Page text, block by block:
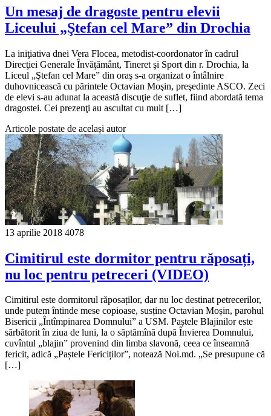
Un mesaj de dragoste pentru elevii
Liceului „Ştefan cel Mare” din Drochia
La iniţiativa dnei Vera Flocea, metodist-coordonator în cadrul
Direcţiei Generale Învăţământ, Tineret şi Sport din r. Drochia, la
Liceul „Ştefan cel Mare” din oraş s-a organizat o întâlnire
duhovnicească cu părintele Octavian Moşin, preşedinte ASCO. Zeci
de elevi s-au adunat la această discuţie de suflet, fiind abordată tema
dragostei. Cei prezenţi au ascultat cu mult […]
Articole postate de același autor
13 aprilie 2018 4078
Cimitirul este dormitor pentru răposați,
nu loc pentru petreceri (VIDEO)
Cimitirul este dormitorul răposaților, dar nu loc destinat petrecerilor,
unde putem întinde mese copioase, susține Octavian Moșin, parohul
Bisericii „Întîmpinarea Domnului” a USM. Paștele Blajinilor este
sărbătorit în ziua de luni, la o săptămînă după Învierea Domnului,
cuvîntul „blajin” provenind din limba slavonă, ceea ce înseamnă
fericit, adică „Paștele Fericiților”, notează Noi.md. „Se presupune că
[…]